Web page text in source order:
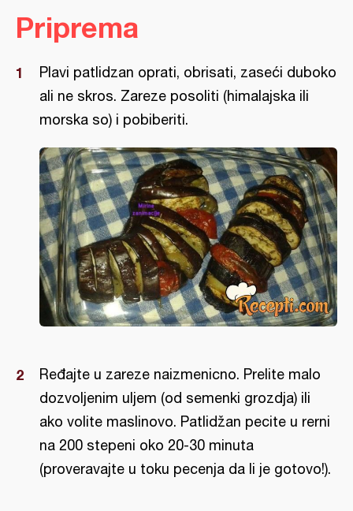
Priprema
Plavi patlidzan oprati, obrisati, zaseći duboko
ali ne skros. Zareze posoliti (himalajska ili
morska so) i pobiberiti.
Ređajte u zareze naizmenicno. Prelite malo
dozvoljenim uljem (od semenki grozdja) ili
ako volite maslinovo. Patlidžan pecite u rerni
na 200 stepeni oko 20-30 minuta
(proveravajte u toku pecenja da li je gotovo!).